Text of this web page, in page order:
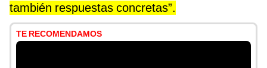
también respuestas concretas”.
TE RECOMENDAMOS